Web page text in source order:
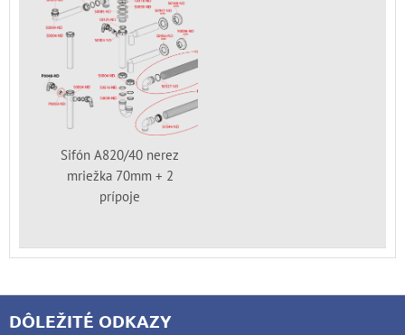
Sifón A820/40 nerez
mriežka 70mm + 2
prípoje
DÔLEŽITÉ ODKAZY